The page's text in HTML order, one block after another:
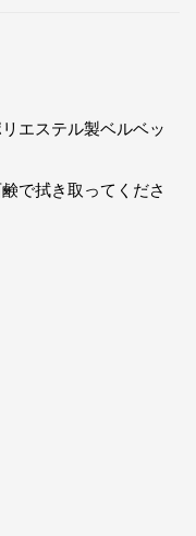
エステル製ベルベッ
で拭き取ってくださ